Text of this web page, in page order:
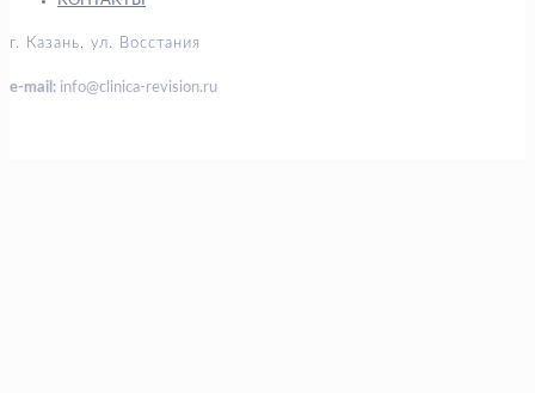
г. Казань, ул. Восстания
e-mail: info@clinica-revision.ru